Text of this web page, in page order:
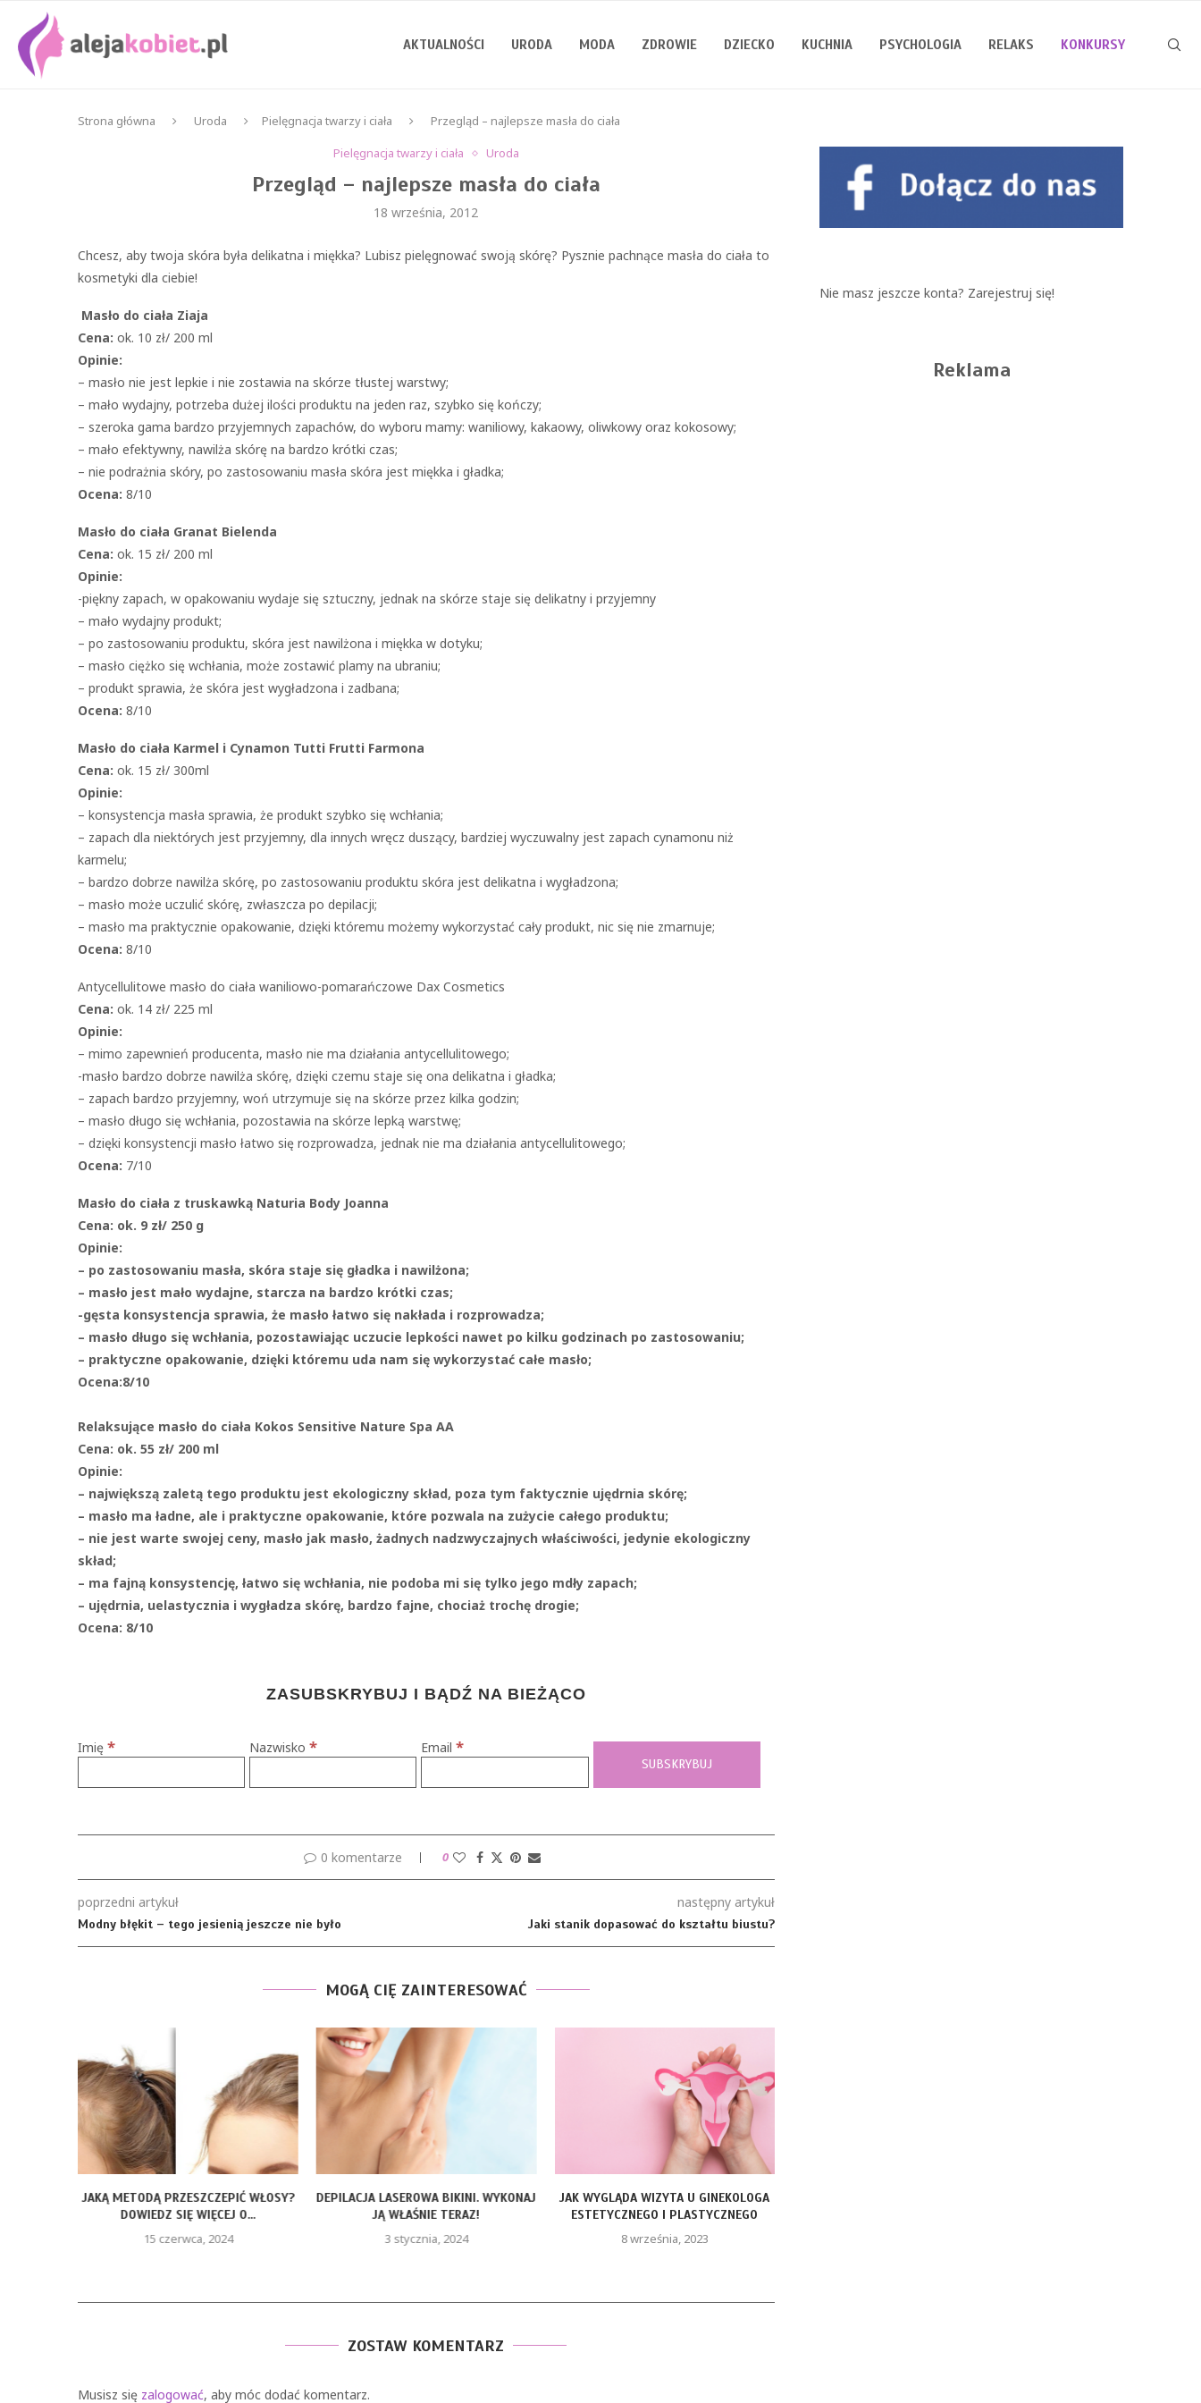
AKTUALNOŚCI URODA MODA ZDROWIE DZIECKO KUCHNIA PSYCHOLOGIA RELAKS KONKURSY
Strona główna Uroda Pielęgnacja twarzy i ciała
Przegląd – najlepsze masła do ciała
Pielęgnacja twarzy i ciała
Uroda
Przegląd – najlepsze masła do ciała
18 września, 2012
Chcesz, aby twoja skóra była delikatna i miękka? Lubisz pielęgnować swoją skórę? Pysznie pachnące masła do ciała to
kosmetyki dla ciebie!
Masło do ciała Ziaja
Cena: ok. 10 zł/ 200 ml
Opinie:
– masło nie jest lepkie i nie zostawia na skórze tłustej warstwy;
– mało wydajny, potrzeba dużej ilości produktu na jeden raz, szybko się kończy;
– szeroka gama bardzo przyjemnych zapachów, do wyboru mamy: waniliowy, kakaowy, oliwkowy oraz kokosowy;
– mało efektywny, nawilża skórę na bardzo krótki czas;
– nie podrażnia skóry, po zastosowaniu masła skóra jest miękka i gładka;
Ocena: 8/10
Masło do ciała Granat Bielenda
Cena: ok. 15 zł/ 200 ml
Opinie:
-piękny zapach, w opakowaniu wydaje się sztuczny, jednak na skórze staje się delikatny i przyjemny
– mało wydajny produkt;
– po zastosowaniu produktu, skóra jest nawilżona i miękka w dotyku;
– masło ciężko się wchłania, może zostawić plamy na ubraniu;
– produkt sprawia, że skóra jest wygładzona i zadbana;
Ocena: 8/10
Masło do ciała Karmel i Cynamon Tutti Frutti Farmona
Cena: ok. 15 zł/ 300ml
Opinie:
– konsystencja masła sprawia, że produkt szybko się wchłania;
– zapach dla niektórych jest przyjemny, dla innych wręcz duszący, bardziej wyczuwalny jest zapach cynamonu niż
karmelu;
– bardzo dobrze nawilża skórę, po zastosowaniu produktu skóra jest delikatna i wygładzona;
– masło może uczulić skórę, zwłaszcza po depilacji;
– masło ma praktycznie opakowanie, dzięki któremu możemy wykorzystać cały produkt, nic się nie zmarnuje;
Ocena: 8/10
Antycellulitowe masło do ciała waniliowo-pomarańczowe Dax Cosmetics
Cena: ok. 14 zł/ 225 ml
Opinie:
– mimo zapewnień producenta, masło nie ma działania antycellulitowego;
-masło bardzo dobrze nawilża skórę, dzięki czemu staje się ona delikatna i gładka;
– zapach bardzo przyjemny, woń utrzymuje się na skórze przez kilka godzin;
– masło długo się wchłania, pozostawia na skórze lepką warstwę;
– dzięki konsystencji masło łatwo się rozprowadza, jednak nie ma działania antycellulitowego;
Ocena: 7/10
Masło do ciała z truskawką Naturia Body Joanna
Cena: ok. 9 zł/ 250 g
Opinie:
– po zastosowaniu masła, skóra staje się gładka i nawilżona;
– masło jest mało wydajne, starcza na bardzo krótki czas;
-gęsta konsystencja sprawia, że masło łatwo się nakłada i rozprowadza;
– masło długo się wchłania, pozostawiając uczucie lepkości nawet po kilku godzinach po zastosowaniu;
– praktyczne opakowanie, dzięki któremu uda nam się wykorzystać całe masło;
Ocena:8/10
Relaksujące masło do ciała Kokos Sensitive Nature Spa AA
Cena: ok. 55 zł/ 200 ml
Opinie:
– największą zaletą tego produktu jest ekologiczny skład, poza tym faktycznie ujędrnia skórę;
– masło ma ładne, ale i praktyczne opakowanie, które pozwala na zużycie całego produktu;
– nie jest warte swojej ceny, masło jak masło, żadnych nadzwyczajnych właściwości, jedynie ekologiczny
skład;
– ma fajną konsystencję, łatwo się wchłania, nie podoba mi się tylko jego mdły zapach;
– ujędrnia, uelastycznia i wygładza skórę, bardzo fajne, chociaż trochę drogie;
Ocena: 8/10
ZASUBSKRYBUJ I BĄDŹ NA BIEŻĄCO
Imię * Nazwisko* Email*
0 komentarze 0
poprzedni artykuł
Modny błękit – tego jesienią jeszcze nie było
następny artykuł
Jaki stanik dopasować do kształtu biustu?
MOGĄ CIĘ ZAINTERESOWAĆ
JAKĄ METODĄ PRZESZCZEPIĆ WŁOSY?
DOWIEDZ SIĘ WIĘCEJ O...
15 czerwca, 2024
DEPILACJA LASEROWA BIKINI. WYKONAJ
JĄ WŁAŚNIE TERAZ!
3 stycznia, 2024
JAK WYGLĄDA WIZYTA U GINEKOLOGA
ESTETYCZNEGO I PLASTYCZNEGO
8 września, 2023
ZOSTAW KOMENTARZ
Musisz się zalogować, aby móc dodać komentarz.
Nie masz jeszcze konta? Zarejestruj się!
Reklama